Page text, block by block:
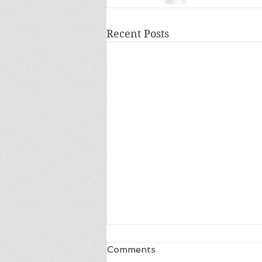
Recent Posts
Comments